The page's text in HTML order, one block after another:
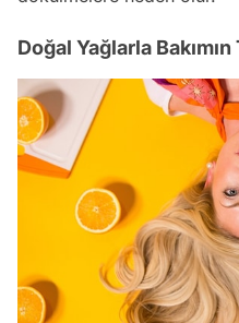
Doğal Yağlarla Bakımın